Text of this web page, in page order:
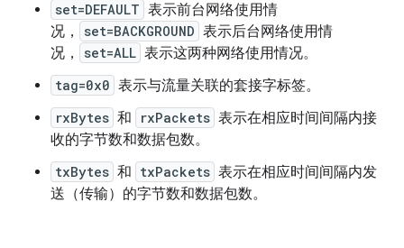
set=DEFAULT 表示前台网络使用情
况，
set=BACKGROUND 表示后台网络使用情
况，
set=ALL 表示这两种网络使用情况。
tag=0x0 表示与流量关联的套接字标签。
rxBytes 和 rxPackets 表示在相应时间间隔内接
收的字节数和数据包数。
txBytes 和 txPackets 表示在相应时间间隔内发
送（传输）的字节数和数据包数。